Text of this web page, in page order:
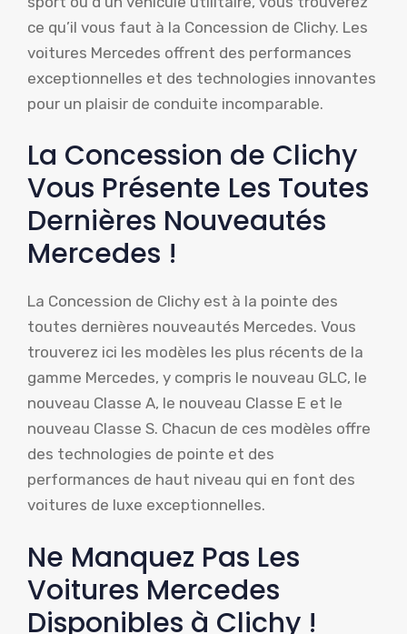
ce qu’il vous faut à la Concession de Clichy. Les
voitures Mercedes offrent des performances
exceptionnelles et des technologies innovantes
pour un plaisir de conduite incomparable.
La Concession de Clichy
Vous Présente Les Toutes
Dernières Nouveautés
Mercedes !
La Concession de Clichy est à la pointe des
toutes dernières nouveautés Mercedes. Vous
trouverez ici les modèles les plus récents de la
gamme Mercedes, y compris le nouveau GLC, le
nouveau Classe A, le nouveau Classe E et le
nouveau Classe S. Chacun de ces modèles offre
des technologies de pointe et des
performances de haut niveau qui en font des
voitures de luxe exceptionnelles.
Ne Manquez Pas Les
Voitures Mercedes
Disponibles à Clichy !